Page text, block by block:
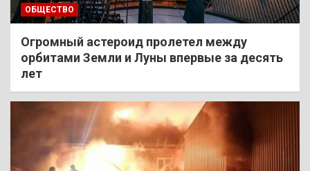
ОБЩЕСТВО
Огромный астероид пролетел между
орбитами Земли и Луны впервые за десять
лет